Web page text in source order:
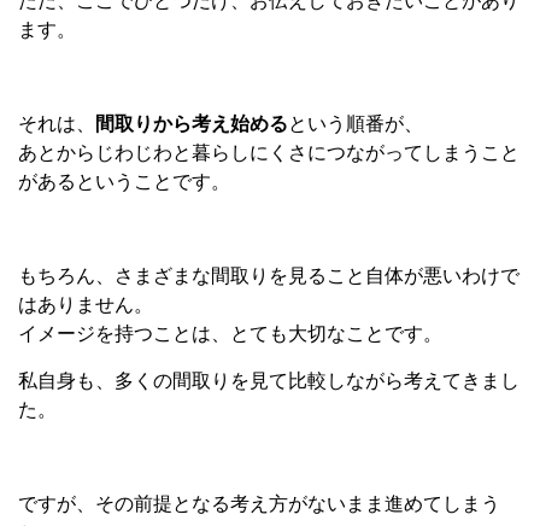
ます。
それは、 間取りから考え始めるという順番が、
あとからじわじわと暮らしにくさにつながってしまうこと
があるということです。
もちろん、さまざまな間取りを見ること自体が悪いわけで
はありません。
イメージを持つことは、とても大切なことです。
私自身も、多くの間取りを見て比較しながら考えてきまし
た。
ですが、その前提となる考え方がないまま進めてしまう